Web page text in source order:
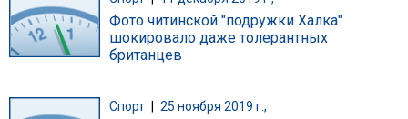
Фото читинской "подружки Халка"
шокировало даже толерантных
британцев
Спорт 25 ноября 2019 г.,